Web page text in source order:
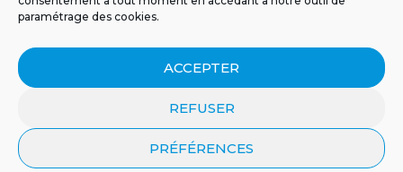
paramétrage des cookies.
ACCEPTER
REFUSER
PRÉFÉRENCES
MENTIONS LÉGALES PUBLICITÉ
BLOG
NOS ÉMISSIONS
POLITIQUE DE CONFIDENTIALITÉ
CONTACT
© 2026 Tous droits réservés